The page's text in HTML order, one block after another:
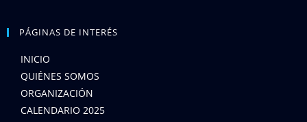
PÁGINAS DE INTERÉS
INICIO
QUIÉNES SOMOS
ORGANIZACIÓN
CALENDARIO 2025